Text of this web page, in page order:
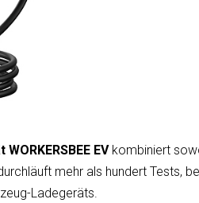
EV kombiniert
mehr als hundert Tests,
Ladegeräts.